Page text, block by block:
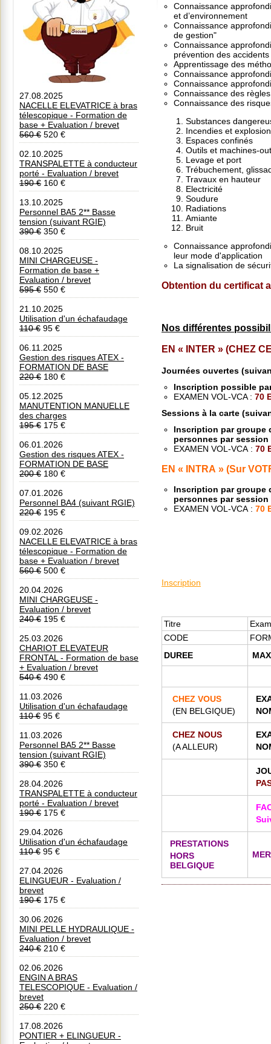
27.08.2025
NACELLE ELEVATRICE à bras
télescopique - Formation de
base + Evaluation / brevet
560 € 520 €
02.10.2025
TRANSPALETTE à conducteur
porté - Evaluation / brevet
190 € 160 €
13.10.2025
Personnel BA5 2** Basse
tension (suivant RGIE)
390 € 350 €
08.10.2025
MINI CHARGEUSE -
Formation de base +
Evaluation / brevet
595 € 550 €
21.10.2025
Utilisation d'un échafaudage
110 € 95 €
06.11.2025
Gestion des risques ATEX -
FORMATION DE BASE
220 € 180 €
05.12.2025
MANUTENTION MANUELLE
des charges
195 € 175 €
06.01.2026
Gestion des risques ATEX -
FORMATION DE BASE
200 € 180 €
07.01.2026
Personnel BA4 (suivant RGIE)
220 € 195 €
09.02.2026
NACELLE ELEVATRICE à bras
télescopique - Formation de
base + Evaluation / brevet
560 € 500 €
20.04.2026
MINI CHARGEUSE -
Evaluation / brevet
240 € 195 €
25.03.2026
CHARIOT ELEVATEUR
FRONTAL - Formation de base
+ Evaluation / brevet
540 € 490 €
11.03.2026
Utilisation d'un échafaudage
110 € 95 €
11.03.2026
Personnel BA5 2** Basse
tension (suivant RGIE)
390 € 350 €
28.04.2026
TRANSPALETTE à conducteur
porté - Evaluation / brevet
190 € 175 €
29.04.2026
Utilisation d'un échafaudage
110 € 95 €
27.04.2026
ELINGUEUR - Evaluation /
brevet
190 € 175 €
30.06.2026
MINI PELLE HYDRAULIQUE -
Evaluation / brevet
240 € 210 €
02.06.2026
ENGIN A BRAS
TELESCOPIQUE - Evaluation /
brevet
250 € 220 €
17.08.2026
PONTIER + ELINGUEUR -
Connaissance
et d’environnement
Connaissance
de gestion"
Connaissance
prévention des accidents
Apprentissage des
Connaissance
Connaissance
Connaissance des
Connaissance des
Substances
Incendies et
Espaces confinés
Outils et machines-
Levage et port
Trébuchement,
Travaux en hauteur
Electricité
Soudure
Radiations
Amiante
Bruit
Connaissance
leur mode d'application
La signalisation de
Obtention du certificat
Nos différentes
EN « INTER » (CHEZ
Journées ouvertes
Inscription possible
EXAMEN VOL-VCA : 70
Sessions à la carte
Inscription par groupe
personnes par
EXAMEN VOL-VCA : 70
EN « INTRA » (Sur
Inscription par groupe
personnes par
EXAMEN VOL-VCA : 70
Inscription
Titre
CODE
DUREE
CHEZ VOUS
(EN BELGIQUE)
CHEZ NOUS
(A ALLEUR)
PRESTATIONS
HORS
BELGIQUE